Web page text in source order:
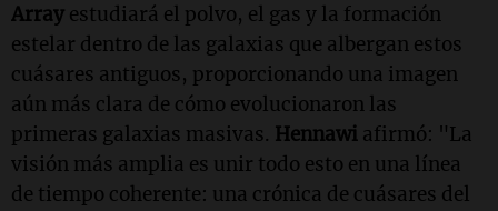
Array estudiará el polvo, el gas y la formación
estelar dentro de las galaxias que albergan estos
cuásares antiguos, proporcionando una imagen
aún más clara de cómo evolucionaron las
primeras galaxias masivas. Hennawi afirmó: "La
visión más amplia es unir todo esto en una línea
de tiempo coherente: una crónica de cuásares del